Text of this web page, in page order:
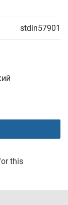
stdin57901
this